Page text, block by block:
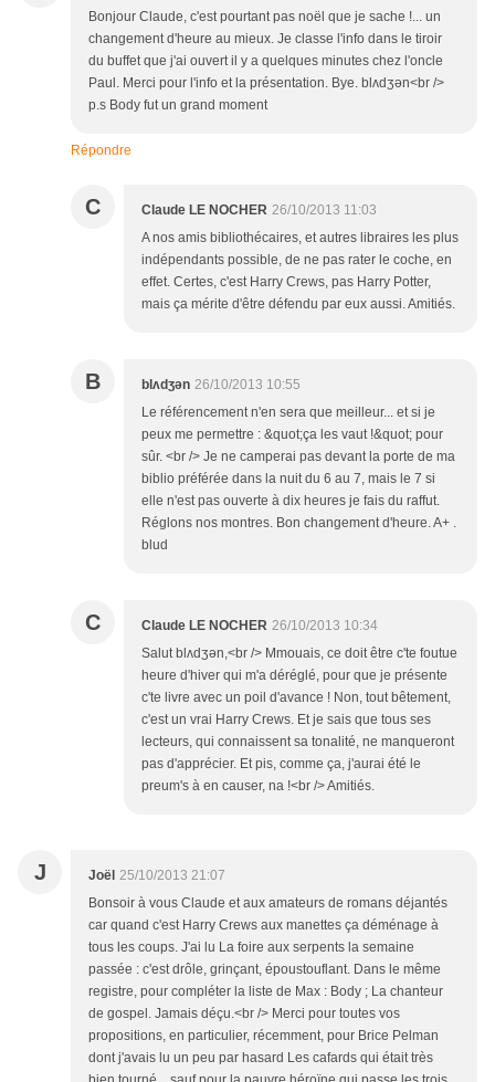
Bonjour Claude, c'est pourtant pas noël que je sache !... un
changement d'heure au mieux. Je classe l'info dans le tiroir
du buffet que j'ai ouvert il y a quelques minutes chez l'oncle
Paul. Merci pour l'info et la présentation. Bye. blʌdʒən<br />
p.s Body fut un grand moment
Répondre
C Claude LE NOCHER 26/10/2013 11:03
A nos amis bibliothécaires, et autres libraires les plus
indépendants possible, de ne pas rater le coche, en
effet. Certes, c'est Harry Crews, pas Harry Potter,
mais ça mérite d'être défendu par eux aussi. Amitiés.
B blʌdʒən 26/10/2013 10:55
Le référencement n'en sera que meilleur... et si je
peux me permettre : &quot;ça les vaut !&quot; pour
sûr. <br /> Je ne camperai pas devant la porte de ma
biblio préférée dans la nuit du 6 au 7, mais le 7 si
elle n'est pas ouverte à dix heures je fais du raffut.
Réglons nos montres. Bon changement d'heure. A+ .
blud
C Claude LE NOCHER 26/10/2013 10:34
Salut blʌdʒən,<br /> Mmouais, ce doit être c'te foutue
heure d'hiver qui m'a déréglé, pour que je présente
c'te livre avec un poil d'avance ! Non, tout bêtement,
c'est un vrai Harry Crews. Et je sais que tous ses
lecteurs, qui connaissent sa tonalité, ne manqueront
pas d'apprécier. Et pis, comme ça, j'aurai été le
preum's à en causer, na !<br /> Amitiés.
J Joël 25/10/2013 21:07
Bonsoir à vous Claude et aux amateurs de romans déjantés
car quand c'est Harry Crews aux manettes ça déménage à
tous les coups. J'ai lu La foire aux serpents la semaine
passée : c'est drôle, grinçant, époustouflant. Dans le même
registre, pour compléter la liste de Max : Body ; La chanteur
de gospel. Jamais déçu.<br /> Merci pour toutes vos
propositions, en particulier, récemment, pour Brice Pelman
dont j'avais lu un peu par hasard Les cafards qui était très